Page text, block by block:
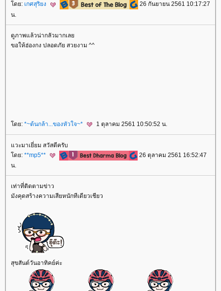
ดย: เกศสุริยง
26 กันยายน 2561 10:17:27
น.
ดูภาพแล้วน่ากลัวมากเล
ขอให้ฮ่องกง ปลอดภัย สวยงาม ^^
ดย: *~ต้นกล้า...ของหัวใจ~* 1 ตุลาคม 2561 10:50:52 น.
วะมาเยี่ยม สวัสดีครับ
ดย: **mp5**
26 ตุลาคม 2561 16:52:47
น.
เท่าที่ติดตามข่าว
มังคุดสร้างความเสียหนักทีเดียวเชียว
สุขสันต์วันอาทิคย์ค่ะ